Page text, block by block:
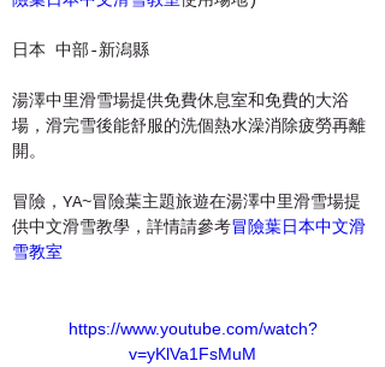
日本 中部-新潟縣
湯澤中里滑雪場提供免費休息室和免費的大浴
場，滑完雪後能舒服的洗個熱水澡消除疲勞再離
開。
冒險，YA~冒險葉主題旅遊在湯澤中里滑雪場提
供中文滑雪教學，詳情請參考冒險葉日本中文滑
雪教室
https://www.youtube.com/watch?
v=yKlVa1FsMuM